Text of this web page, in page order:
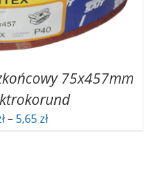
75x457mm
– 5,65złZakres